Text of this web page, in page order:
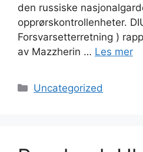
den russiske
opprørskontrollenheter.
Forsvarsetterretning )
av Mazzherin … Les mer
Kategorier
Uncategorized